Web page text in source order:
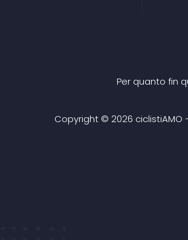
Per quanto fin
Copyright © 2026 ciclistiAMO